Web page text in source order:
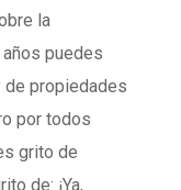
la
puedes
de propiedades
por todos
grito de
de: ¡Ya,